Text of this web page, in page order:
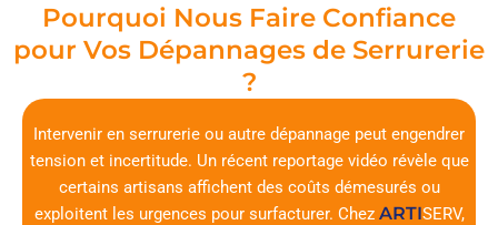
Pourquoi Nous Faire Confiance
pour Vos Dépannages de Serrurerie
?
Intervenir en serrurerie ou autre dépannage peut engendrer
tension et incertitude. Un récent reportage vidéo révèle que
certains artisans affichent des coûts démesurés ou
exploitent les urgences pour surfacturer. Chez ARTISERV,